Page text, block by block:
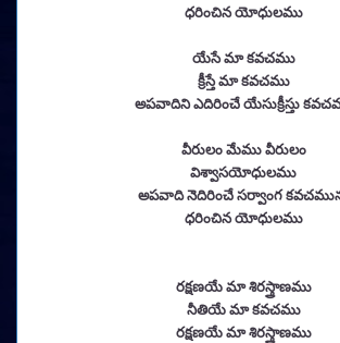
ధరించిన యోధులము
యేసే మా కవచము
క్రీస్తే మా కవచము
అపవాదిని ఎదిరించే యేసుక్రీస్తు
వీరులం మేము వీరులం
విశ్వాసయోధులము
అపవాది నెదిరించే సర్వాంగ
ధరించిన యోధులము
రక్షణయే మా శిరస్త్రాణము
నీతియే మా కవచము
రక్షణయే మా శిరస్త్రాణము